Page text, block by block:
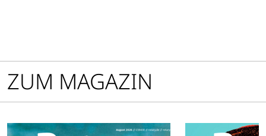
ZUM MAGAZIN